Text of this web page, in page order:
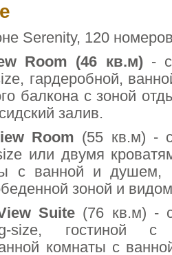
Serenity, 120
Room (46 кв.м)-
гардеробной,
балкона с зоной
залив.
Room (55 кв.м) -
или двумя
с ванной и душем,
зоной и
Suite (76 кв.м) -
size, гостиной с
комнаты с